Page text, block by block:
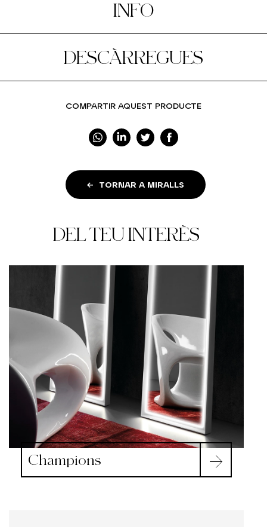
INFO
DESCÀRREGUES
COMPARTIR AQUEST PRODUCTE
TORNAR A MIRALLS
DEL TEU INTERÈS
Champions